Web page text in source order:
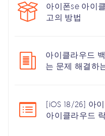
아이폰se 아이
고의 방법
아이클라우드
는 문제 해결하
[iOS 18/26] 아
아이클라우드